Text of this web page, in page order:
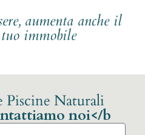
aumenta anche il
immobile
Piscine Naturali
noi</b